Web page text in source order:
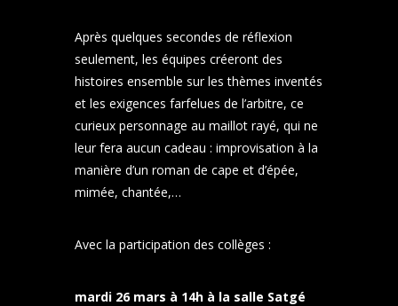
Après quelques secondes de réflexion
seulement, les équipes créeront des
histoires ensemble sur les thèmes inventés
et les exigences farfelues de l’arbitre, ce
curieux personnage au maillot rayé, qui ne
leur fera aucun cadeau : improvisation à la
manière d’un roman de cape et d’épée,
mimée, chantée,…
Avec la participation des collèges :
mardi 26 mars à 14h à la salle Satgé